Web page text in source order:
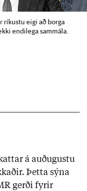
ríkustu eigi að borga
endilega sammála.
á auðugustu
Þetta sýna
gerði fyrir